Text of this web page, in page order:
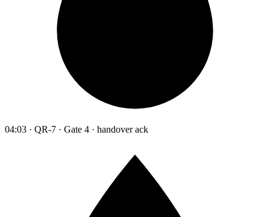
04:03 · QR-7 · Gate 4 · handover ack